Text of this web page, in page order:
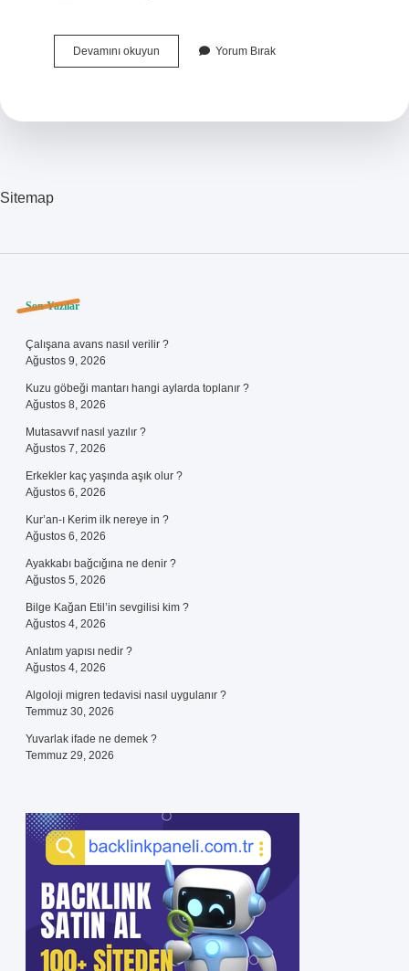
Devamını okuyunŞeker
Hastaları
Yorum Bırak
Sitemap
Sidebar
Son Yazılar
Çalışana avans nasıl verilir ?
Ağustos 9, 2026
Kuzu göbeği mantarı hangi aylarda toplanır ?
Ağustos 8, 2026
Mutasavvıf nasıl yazılır ?
Ağustos 7, 2026
Erkekler kaç yaşında aşık olur ?
Ağustos 6, 2026
Kur’an-ı Kerim ilk nereye in ?
Ağustos 6, 2026
Ayakkabı bağcığına ne denir ?
Ağustos 5, 2026
Bilge Kağan Etil’in sevgilisi kim ?
Ağustos 4, 2026
Anlatım yapısı nedir ?
Ağustos 4, 2026
Algoloji migren tedavisi nasıl uygulanır ?
Temmuz 30, 2026
Yuvarlak ifade ne demek ?
Temmuz 29, 2026